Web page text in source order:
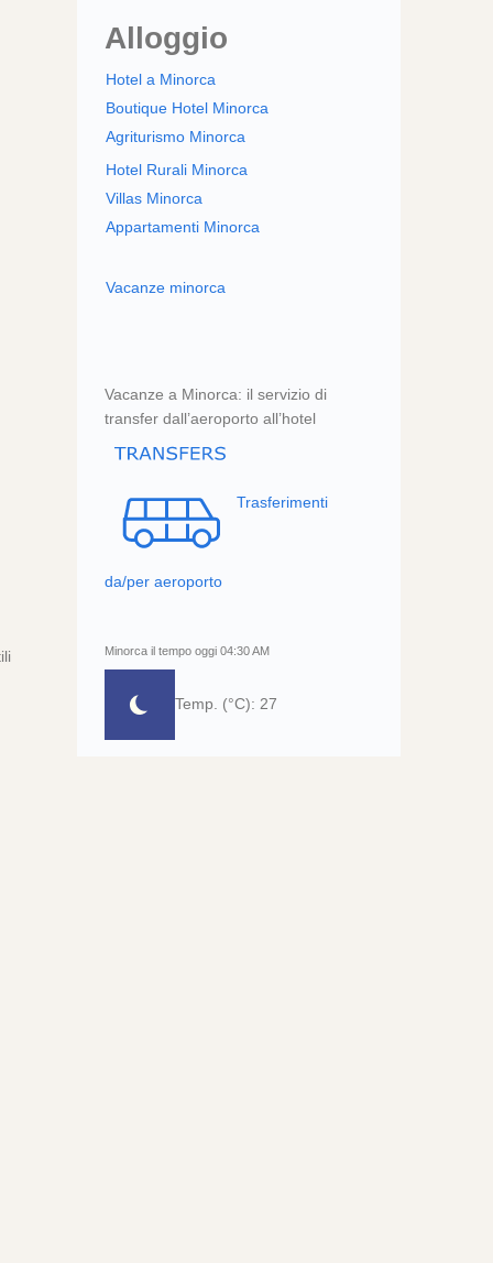
Alloggio
Hotel a Minorca
Boutique Hotel Minorca
Agriturismo Minorca
Hotel Rurali Minorca
Villas Minorca
Appartamenti Minorca
Vacanze minorca
Vacanze a Minorca: il servizio di
transfer dall’aeroporto all’hotel
Trasferimenti
da/per aeroporto
Minorca il tempo oggi 04:30 AM
Temp. (°C): 27